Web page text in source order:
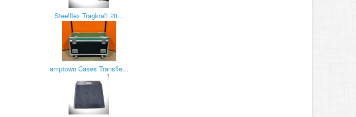
Steelflex Tragkraft 20...
amptown Cases Transfle...